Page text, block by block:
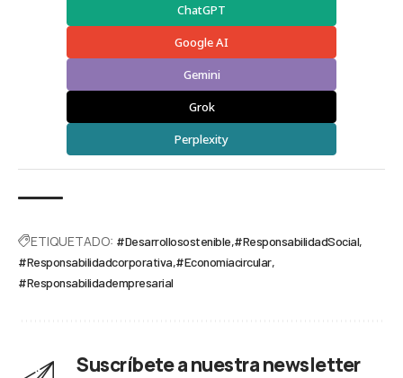
ChatGPT
Google AI
Gemini
Grok
Perplexity
ETIQUETADO: #Desarrollosostenible #ResponsabilidadSocial
#Responsabilidadcorporativa #Economíacircular
#Responsabilidadempresarial
Suscríbete a nuestra newsletter